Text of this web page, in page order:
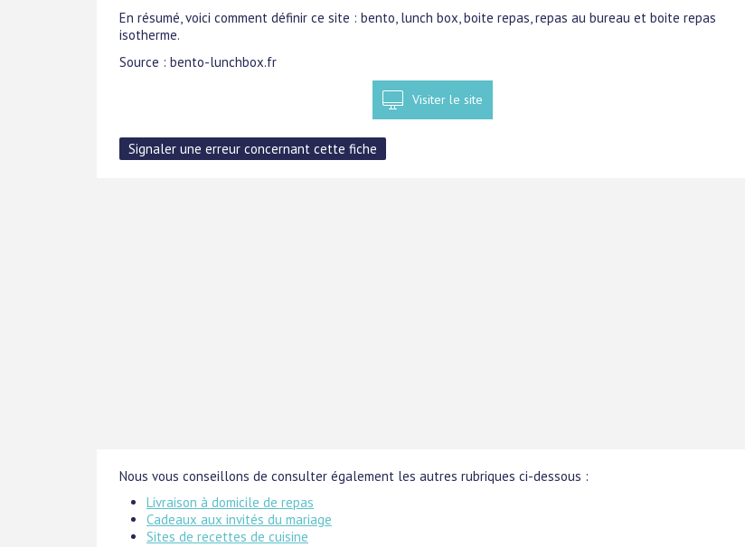
En résumé, voici comment définir ce site : bento, lunch box, boite repas, repas au bureau et boite repas
isotherme.
Source : bento-lunchbox.fr
Visiter le site
Nous vous conseillons de consulter également les autres rubriques ci-dessous :
Livraison à domicile de repas
Cadeaux aux invités du mariage
Sites de recettes de cuisine